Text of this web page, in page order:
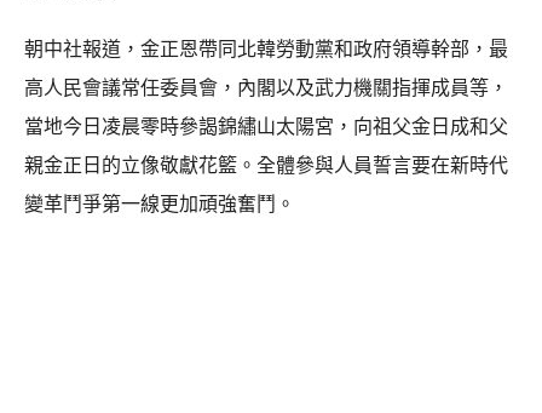
朝中社報道，金正恩帶同北韓勞動黨和政府領導幹部，最
高人民會議常任委員會，內閣以及武力機關指揮成員等，
當地今日凌晨零時參謁錦繡山太陽宮，向祖父金日成和父
親金正日的立像敬獻花籃。全體參與人員誓言要在新時代
變革鬥爭第一線更加頑強奮鬥。